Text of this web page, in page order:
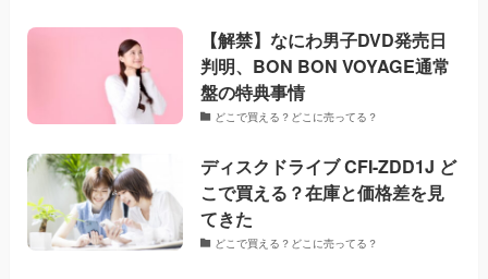
【解禁】なにわ男子DVD発売日
判明、BON BON VOYAGE通常
盤の特典事情
どこで買える？どこに売ってる？
ディスクドライブ CFI-ZDD1J ど
こで買える？在庫と価格差を見
てきた
どこで買える？どこに売ってる？